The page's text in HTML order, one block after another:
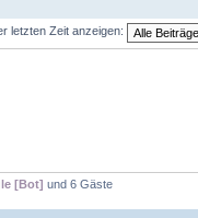
letzten Zeit anzeigen:
[Bot] und 6 Gäste